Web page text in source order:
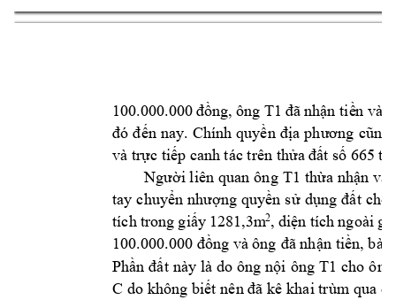
100.000.000 đồng, ông T1 đã nhận tiền và
đó đến nay. Chính quyền địa phương cũng
và trực tiếp canh tác trên thửa đất số 665 từ
Người liên quan ông T1 thừa nhận
tay chuyển nhượng quyền sử dụng đất cho
tích trong giấy 1281,3m2, diện tích ngoài
100.000.000 đồng và ông đã nhận tiền, bà
Phần đất này là do ông nội ông T1 cho ông
C do không biết nên đã kê khai trùm qua